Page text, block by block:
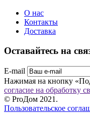
О нас
Контакты
Доставка
Оставайтесь на
E-mail
Нажимая на кнопку
согласие на обработку
© ProДом 2021.
Пользовательское